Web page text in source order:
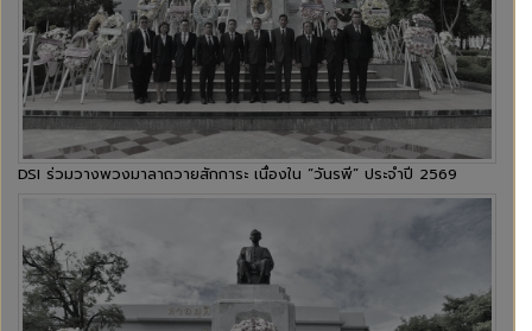
DSI ร่วมวางพวงมาลาถวายสักการะ เนื่องใน “วันรพี” ประจำปี 2569